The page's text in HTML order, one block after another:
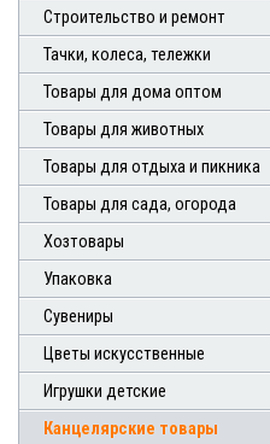
Строительство и ремонт
Тачки, колеса, тележки
Товары для дома оптом
Товары для животных
Товары для отдыха и пикника
Товары для сада, огорода
Хозтовары
Упаковка
Сувениры
Цветы искусственные
Игрушки детские
Канцелярские товары